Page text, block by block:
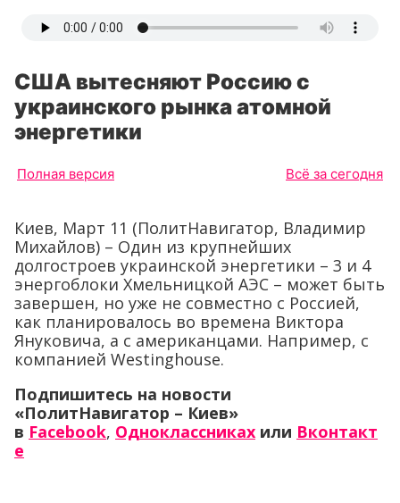
США вытесняют Россию с
украинского рынка атомной
энергетики
Полная версия Всё за сегодня
Киев, Март 11 (ПолитНавигатор, Владимир
Михайлов) – Один из крупнейших
долгостроев украинской энергетики – 3 и 4
энергоблоки Хмельницкой АЭС – может быть
завершен, но уже не совместно с Россией,
как планировалось во времена Виктора
Януковича, а с американцами. Например, с
компанией Westinghouse.
Подпишитесь на новости
«ПолитНавигатор – Киев»
в Facebook, Одноклассниках или Вконтакт
е